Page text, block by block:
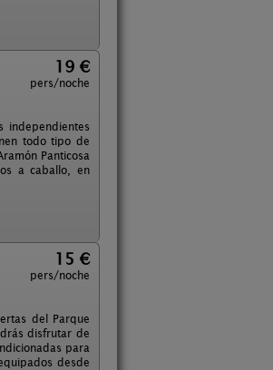
19 €
pers/noche
independientes
todo tipo de
Panticosa
a caballo, en
15 €
pers/noche
del Parque
disfrutar de
para
desde